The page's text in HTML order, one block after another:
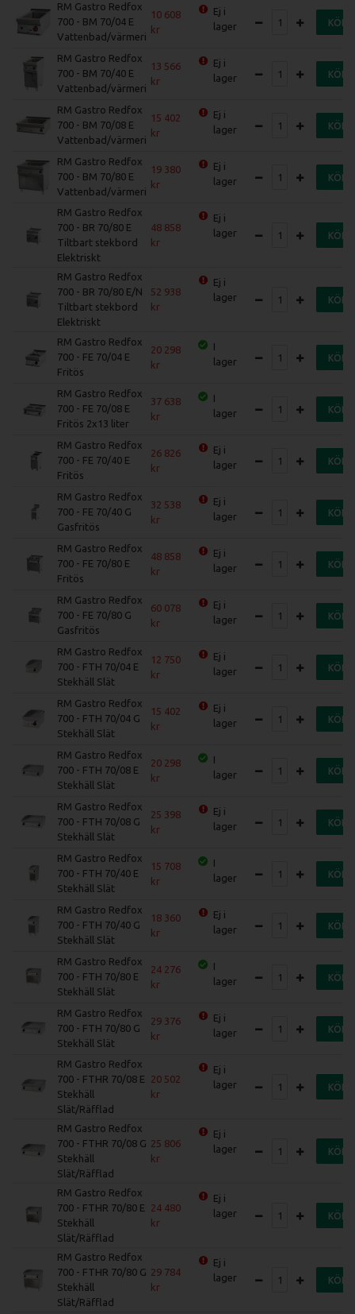
RM Gastro Redfox
700 - BM 70/04 E
Vattenbad/värmeri
10 608
Ej i
lager
KÖP
RM Gastro Redfox
700 - BM 70/40 E
Vattenbad/värmeri
13 566
Ej i
lager
KÖP
RM Gastro Redfox
700 - BM 70/08 E
Vattenbad/värmeri
15 402
Ej i
lager
KÖP
RM Gastro Redfox
700 - BM 70/80 E
Vattenbad/värmeri
19 380
Ej i
lager
KÖP
RM Gastro Redfox
700 - BR 70/80 E
Tiltbart stekbord
Elektriskt
48 858
Ej i
lager
KÖP
RM Gastro Redfox
700 - BR 70/80 E/N
Tiltbart stekbord
Elektriskt
52 938
Ej i
lager
KÖP
RM Gastro Redfox
700 - FE 70/04 E
Fritös
20 298
I
lager
KÖP
RM Gastro Redfox
700 - FE 70/08 E
Fritös 2x13 liter
37 638
I
lager
KÖP
RM Gastro Redfox
700 - FE 70/40 E
Fritös
26 826
Ej i
lager
KÖP
RM Gastro Redfox
700 - FE 70/40 G
Gasfritös
32 538
Ej i
lager
KÖP
RM Gastro Redfox
700 - FE 70/80 E
Fritös
48 858
Ej i
lager
KÖP
RM Gastro Redfox
700 - FE 70/80 G
Gasfritös
60 078
Ej i
lager
KÖP
RM Gastro Redfox
700 - FTH 70/04 E
Stekhäll Slät
12 750
Ej i
lager
KÖP
RM Gastro Redfox
700 - FTH 70/04 G
Stekhäll Slät
15 402
Ej i
lager
KÖP
RM Gastro Redfox
700 - FTH 70/08 E
Stekhäll Slät
20 298
I
lager
KÖP
RM Gastro Redfox
700 - FTH 70/08 G
Stekhäll Slät
25 398
Ej i
lager
KÖP
RM Gastro Redfox
700 - FTH 70/40 E
Stekhäll Slät
15 708
I
lager
KÖP
RM Gastro Redfox
700 - FTH 70/40 G
Stekhäll Slät
18 360
Ej i
lager
KÖP
RM Gastro Redfox
700 - FTH 70/80 E
Stekhäll Slät
24 276
I
lager
KÖP
RM Gastro Redfox
700 - FTH 70/80 G
Stekhäll Slät
29 376
Ej i
lager
KÖP
RM Gastro Redfox
700 - FTHR 70/08 E
Stekhäll
Slät/Räfflad
20 502
Ej i
lager
KÖP
RM Gastro Redfox
700 - FTHR 70/08 G
Stekhäll
Slät/Räfflad
25 806
Ej i
lager
KÖP
RM Gastro Redfox
700 - FTHR 70/80 E
Stekhäll
Slät/Räfflad
24 480
Ej i
lager
KÖP
RM Gastro Redfox
700 - FTHR 70/80 G
Stekhäll
Slät/Räfflad
29 784
Ej i
lager
KÖP